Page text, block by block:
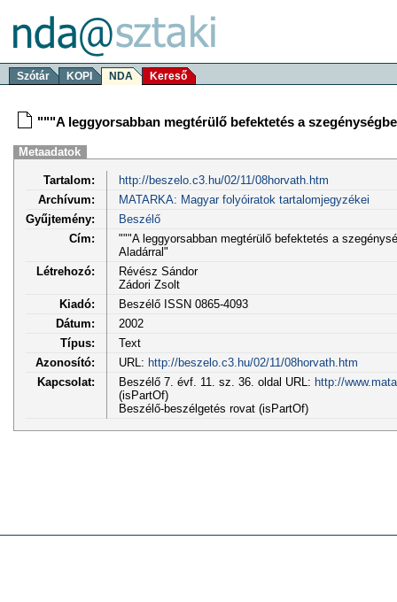
Szótár KOPI NDA Kereső
"""A leggyorsabban megtérülő befektetés a
Metaadatok
Tartalom:
http://beszelo.c3.hu/02/11/08horvath.htm
Archívum:
MATARKA: Magyar folyóiratok tartalomjegyzékei
Gyűjtemény:
Beszélő
Cím:
"""A leggyorsabban megtérülő befektetés a
Aladárral"
Létrehozó:
Révész Sándor
Zádori Zsolt
Kiadó:
Beszélő ISSN 0865-4093
Dátum:
2002
Típus:
Text
Azonosító:
URL: http://beszelo.c3.hu/02/11/08horvath.htm
Kapcsolat:
Beszélő 7. évf. 11. sz. 36. oldal URL: http://
(isPartOf)
Beszélő-beszélgetés rovat (isPartOf)